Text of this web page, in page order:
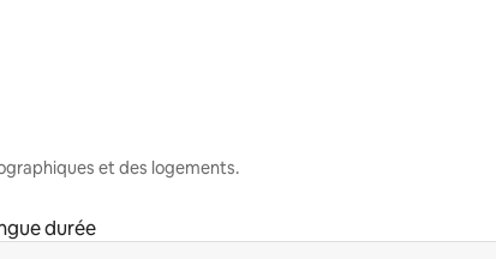
et des logements.
durée